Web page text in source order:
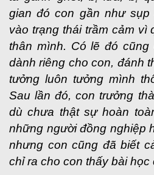
gian đó con gần như
vào trạng thái trầm cảm vì
thân mình. Có lẽ đó
dành riêng cho con, đánh
tưởng luôn tưởng mình
Sau lần đó, con trưởng
dù chưa thật sự hoàn
những người đồng nghiệp
nhưng con cũng đã biết
chỉ ra cho con thấy bài học